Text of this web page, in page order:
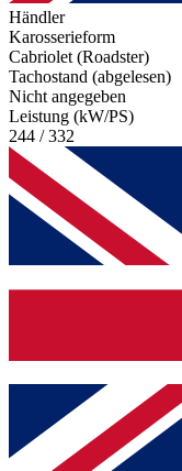
Händler
Karosserieform
Cabriolet (Roadster)
Tachostand (abgelesen)
Nicht angegeben
Leistung (kW/PS)
244 / 332